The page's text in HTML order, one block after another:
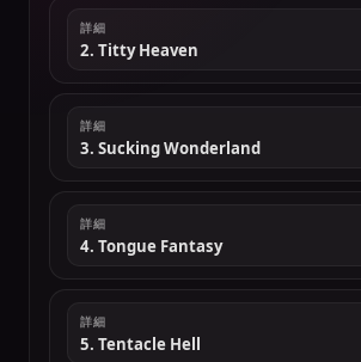
詳細
2. Titty Heaven
詳細
3. Sucking Wonderland
詳細
4. Tongue Fantasy
詳細
5. Tentacle Hell